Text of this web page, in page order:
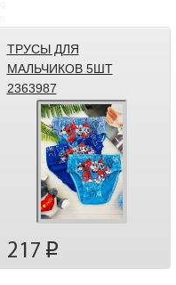
ТРУСЫ ДЛЯ
МАЛЬЧИКОВ 5ШТ
2363987
217 p